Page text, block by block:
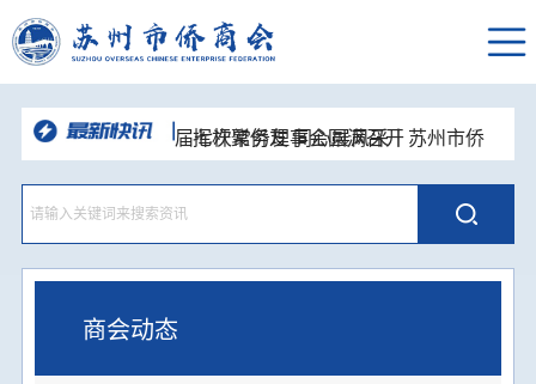
聚力侨心 接续奋进--苏州市侨商会四
届七次常务理事会圆满召开
挥杆聚侨友 同心展风采｜苏州市侨
商会高尔夫球队“达梦杯”高球联谊赛圆
满举办
“和声咏华章·同心向未来”苏州统一战
线主题歌会举办 市侨商会登台唱响侨
心颂姑苏
深耕走访凝合力，资源互通促发展—
苏州市侨商会走进新晋理事单位开展企
业走访交流活动
党建引领侨校联动 携手共话发展新
篇—苏州市侨商会走进东南大学苏州校
区开展主题党日活动
品人居智慧 悟空间之道--苏州市侨商
会人居环境与空间布局国学沙龙顺利举
商会动态